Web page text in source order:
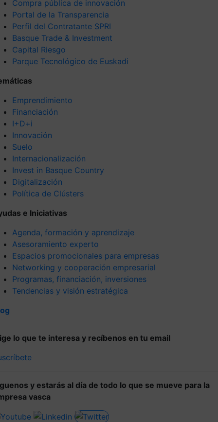
Compra pública de innovación
Portal de la Transparencia
Perfil del Contratante SPRI
Basque Trade & Investment
Capital Riesgo
Parque Tecnológico de Euskadi
Emprendimiento
Financiación
I+D+i
Innovación
Suelo
Internacionalización
Invest in Basque Country
Digitalización
Política de Clústers
e Iniciativas
Agenda, formación y aprendizaje
Asesoramiento experto
Espacios promocionales para empresas
Networking y cooperación empresarial
Programas, financiación, inversiones
Tendencias y visión estratégica
lo que te interesa y recíbenos en tu email
y estarás al día de todo lo que se mueve para la
vasca